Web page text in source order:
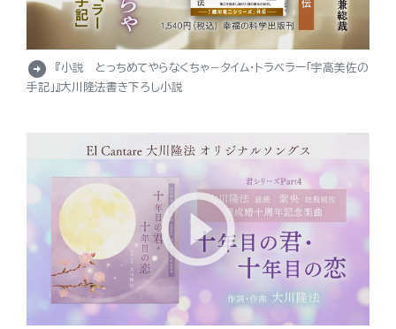
arrow_circle_right
『小説 とっちめてやらなくちゃ－タイム・トラベラー「宇高美佐の
手記」』大川隆法書き下ろし小説